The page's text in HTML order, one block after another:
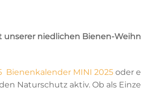
unserer niedlichen Bienen-
Bienenkalender MINI 2025 oder
Naturschutz aktiv. Ob als